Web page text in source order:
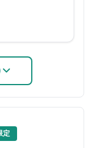
定